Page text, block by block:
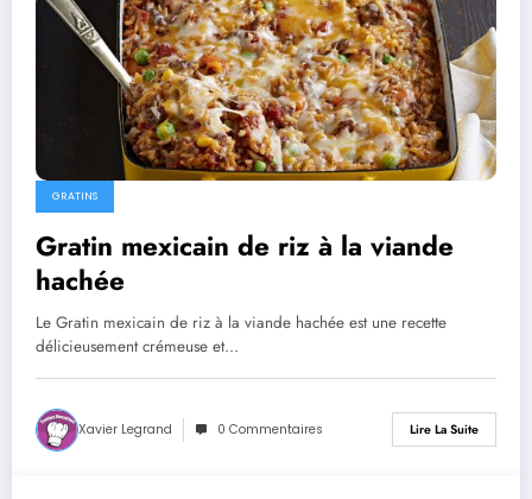
GRATINS
Gratin mexicain de riz à la viande
hachée
Le Gratin mexicain de riz à la viande hachée est une recette
délicieusement crémeuse et…
Xavier Legrand 0 Commentaires Lire La Suite